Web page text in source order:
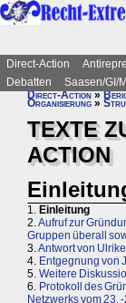
Direct-Action
Debatten
Saasen/GI/
Direct-Action»
Organisierung »
TEXTE
ACTION
1. Einleitung
2.Aufruf zur
Gruppen überall
3.Antwort von
4. Entgegnung von
5. Weitere
6. Protokoll des
Netzwerks vom 23.